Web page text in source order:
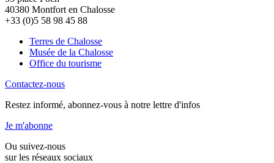
40380 Montfort en Chalosse
+33 (0)5 58 98 45 88
Terres de Chalosse
Musée de la Chalosse
Office du tourisme
Contactez-nous
Restez informé, abonnez-vous à notre lettre d'infos
Je m'abonne
Ou suivez-nous
sur les réseaux sociaux